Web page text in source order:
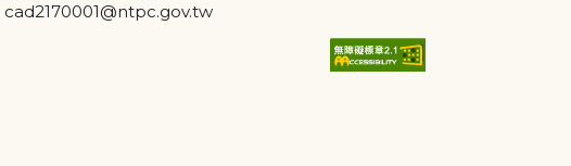
cad2170001@ntpc.gov.tw